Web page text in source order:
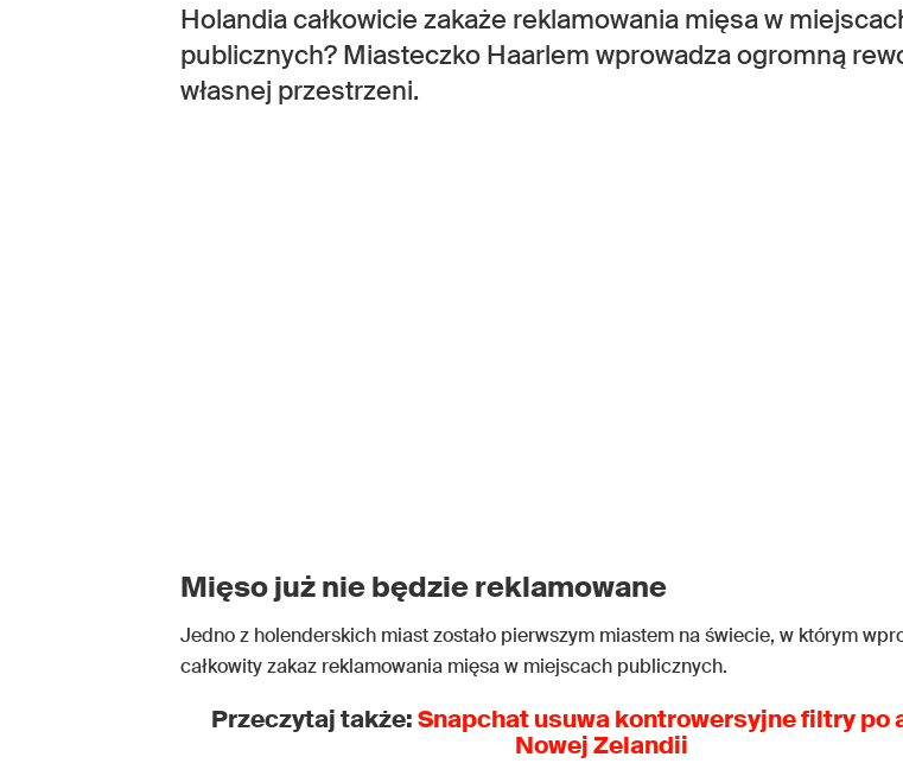
Holandia całkowicie zakaże reklamowania mięsa w
publicznych? Miasteczko Haarlem wprowadza ogromną
własnej przestrzeni.
Mięso już nie będzie reklamowane
Jedno z holenderskich miast zostało pierwszym miastem na świecie, w którym
całkowity zakaz reklamowania mięsa w miejscach publicznych.
Przeczytaj także:Snapchat usuwa kontrowersyjne filtry po
Nowej Zelandii